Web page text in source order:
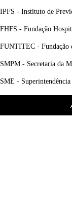
IPFS - Instituto de
FHFS - Fundação
FUNTITEC - Fundação
SMPM - Secretaria da
SME - Superintendência